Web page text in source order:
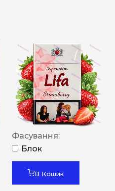
Фасування:
Блок
В Кошик